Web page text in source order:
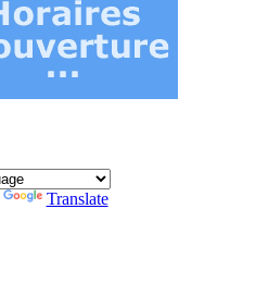
Translate